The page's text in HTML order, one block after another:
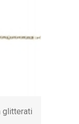
glitterati